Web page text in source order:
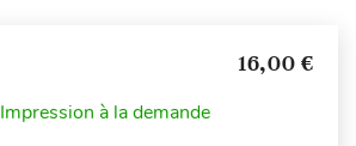
16,00 €
Impression à la demande